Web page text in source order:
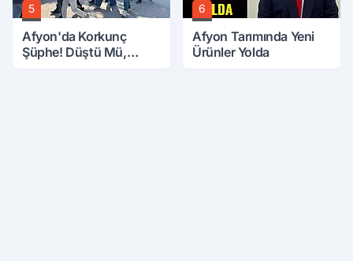
5
Afyon'da Korkunç
Şüphe! Düştü Mü,
6
Afyon Tarımında Yeni
Ürünler Yolda